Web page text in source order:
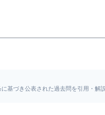
基づき公表された過去問を引用・解説